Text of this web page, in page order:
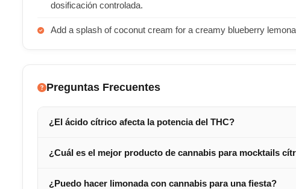
dosificación controlada.
Add a splash of coconut cream for a creamy blueberry
Preguntas Frecuentes
¿El ácido cítrico afecta la potencia del THC?
¿Cuál es el mejor producto de cannabis para mocktails
¿Puedo hacer limonada con cannabis para una fiesta?